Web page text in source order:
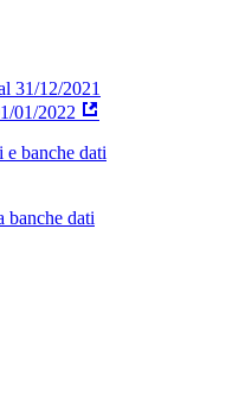
31/12/2021
01/2022
e banche dati
banche dati